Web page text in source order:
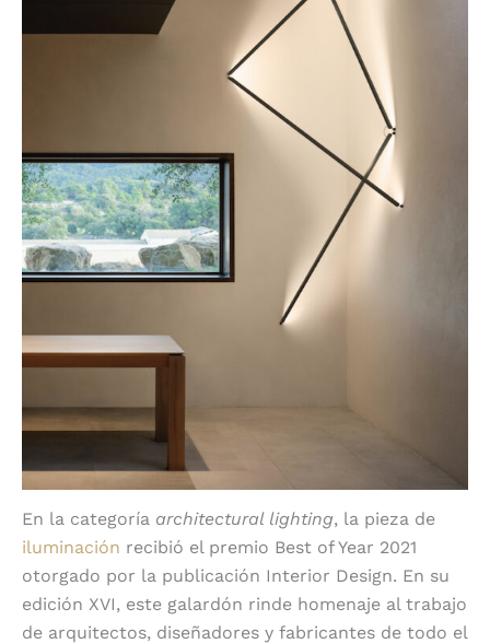
En la categoría architectural lighting, la pieza de
iluminación recibió el premio Best of Year 2021
otorgado por la publicación Interior Design. En su
edición XVI, este galardón rinde homenaje al trabajo
de arquitectos, diseñadores y fabricantes de todo el